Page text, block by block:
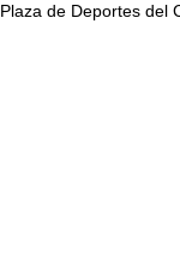
Plaza de Deportes del